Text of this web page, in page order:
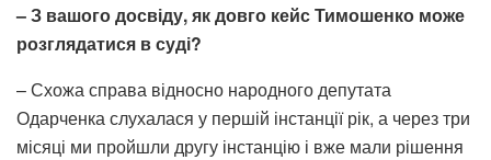
– З вашого досвіду, як довго кейс Тимошенко може
розглядатися в суді?
– Схожа справа відносно народного депутата
Одарченка слухалася у першій інстанції рік, а через три
місяці ми пройшли другу інстанцію і вже мали рішення